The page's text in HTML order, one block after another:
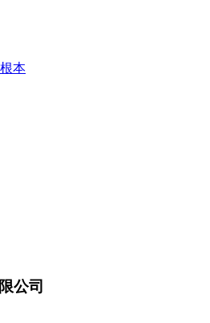
本
公司